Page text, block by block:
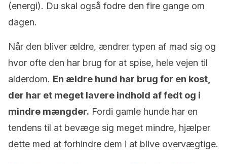
(energi). Du skal også fodre den fire gange om
dagen.
Når den bliver ældre, ændrer typen af mad sig og
hvor ofte den har brug for at spise, hele vejen til
alderdom. En ældre hund har brug for en kost,
der har et meget lavere indhold af fedt og i
mindre mængder. Fordi gamle hunde har en
tendens til at bevæge sig meget mindre, hjælper
dette med at forhindre dem i at blive overvægtige.